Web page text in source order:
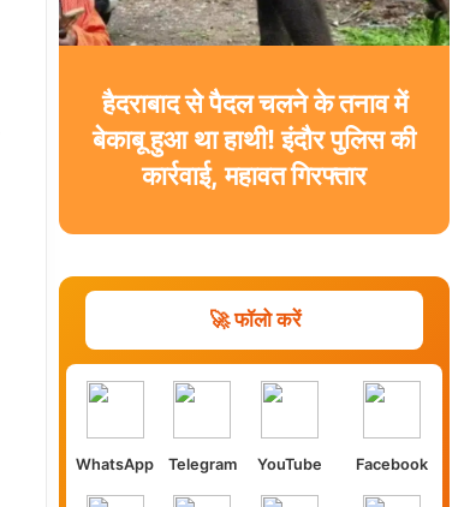
हैदराबाद से पैदल चलने के तनाव में
बेकाबू हुआ था हाथी! इंदौर पुलिस की
कार्रवाई, महावत गिरफ्तार
🚀 फॉलो करें
WhatsApp Telegram YouTube Facebook